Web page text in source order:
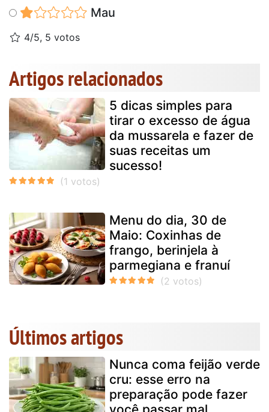
Mau
4/5, 5 votos
Artigos relacionados
5 dicas simples para
tirar o excesso de água
da mussarela e fazer de
suas receitas um
sucesso!
Menu do dia, 30 de
Maio: Coxinhas de
frango, berinjela à
parmegiana e franuí
Últimos artigos
Nunca coma feijão verde
cru: esse erro na
preparação pode fazer